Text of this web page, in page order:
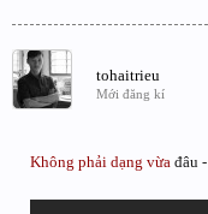
tohaitrieu
Mới đăng kí
Không phải dạng vừa đâu -